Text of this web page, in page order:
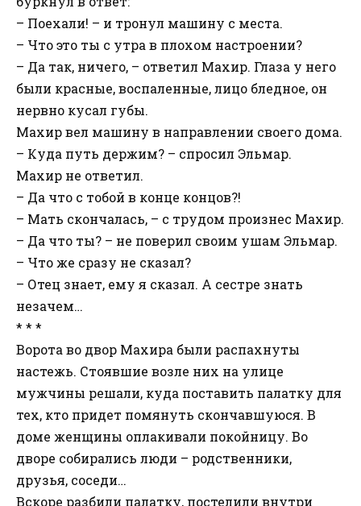
– Поехали! – и тронул машину с места.
– Что это ты с утра в плохом настроении?
– Да так, ничего, – ответил Махир. Глаза у него
были красные, воспаленные, лицо бледное, он
нервно кусал губы.
Махир вел машину в направлении своего дома.
– Куда путь держим? – спросил Эльмар.
Махир не ответил.
– Да что с тобой в конце концов?!
– Мать скончалась, – с трудом произнес Махир.
– Да что ты? – не поверил своим ушам Эльмар.
– Что же сразу не сказал?
– Отец знает, ему я сказал. А сестре знать
незачем…
* * *
Ворота во двор Махира были распахнуты
настежь. Стоявшие возле них на улице
мужчины решали, куда поставить палатку для
тех, кто придет помянуть скончавшуюся. В
доме женщины оплакивали покойницу. Во
дворе собирались люди – родственники,
друзья, соседи…
Вскоре разбили палатку, постелили внутри